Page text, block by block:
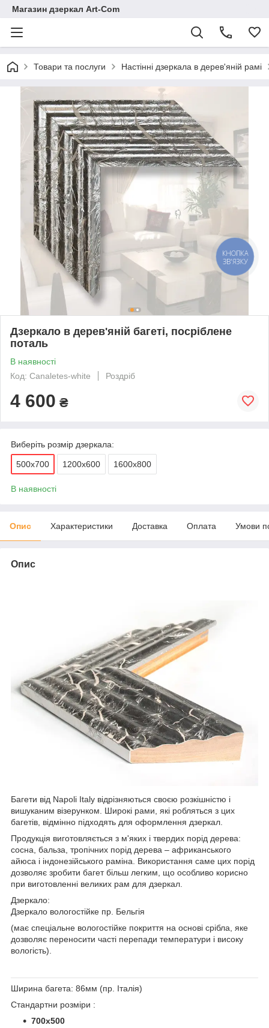
Магазин дзеркал Art-Com
Товари та послуги Настінні дзеркала в дерев'яній рамі
Дзеркало в дерев'яній багеті, посріблене
поталь
В наявності
Код: Canaletes-white
Роздріб
4 600 ₴
Виберіть розмір дзеркала:
500х700 1200х600 1600х800
В наявності
Опис Характеристики Доставка Оплата Умови
Опис
Багети від Napoli Italy відрізняються своєю розкішністю і
вишуканим візерунком. Широкі рами, які робляться з цих
багетів, відмінно підходять для оформлення дзеркал.
Продукція виготовляється з м'яких і твердих порід дерева:
сосна, бальза, тропічних порід дерева – африканського
айюса і індонезійського раміна. Використання саме цих порід
дозволяє зробити багет більш легким, що особливо корисно
при виготовленні великих рам для дзеркал.
Дзеркало:
Дзеркало вологостійке пр. Бельгія
(має спеціальне вологостійке покриття на основі срібла, яке
дозволяє переносити часті перепади температури і високу
вологість).
Ширина багета: 86мм (пр. Італія)
Стандартни розміри :
700х500
КНОПКА
ЗВ'ЯЗКУ